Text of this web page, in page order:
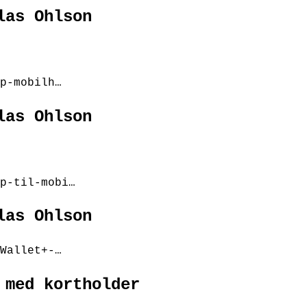
Ohlson
mobilh…
Ohlson
til-mobi…
Ohlson
…
med kortholder